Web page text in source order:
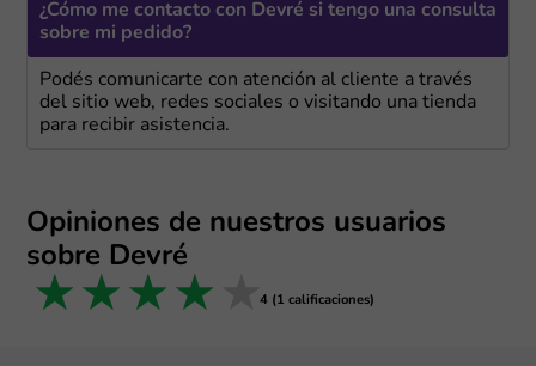
¿Cómo me contacto con Devré si tengo una consulta
sobre mi pedido?
Podés comunicarte con atención al cliente a través
del sitio web, redes sociales o visitando una tienda
para recibir asistencia.
Opiniones de nuestros usuarios
sobre Devré
5 stars
4 stars
3 stars
2 stars
1 star 4 (1 calificaciones)